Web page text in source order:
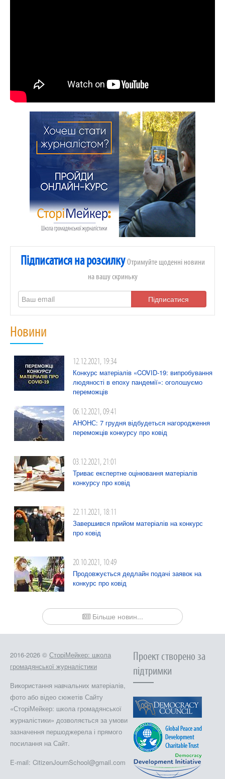
Підписатися на розсилку Отримуйте щоденні новини
на вашу скриньку
Підписатися
Новини
12.12.2021, 19:34
Конкурс матеріалів «COVID-19: випробування
людяності в епоху пандемії»: оголошуємо
переможців
06.12.2021, 09:41
АНОНС: 7 грудня відбудеться нагородження
переможців конкурсу про ковід
03.12.2021, 21:01
Триває експертне оцінювання матеріалів
конкурсу про ковід
22.11.2021, 18:11
Завершився прийом матеріалів на конкурс
про ковід
20.10.2021, 10:49
Продовжується дедлайн подачі заявок на
конкурс про ковід
Більше новин...
2016-2026 © СторіМейкер: школа
громадянської журналістики
Використання навчальних матеріалів,
фото або відео сюжетів Сайту
«СторіМейкер: школа громадянської
журналістики» дозволяється за умови
зазначення першоджерела і прямого
посилання на Сайт.
E-mail: CitizenJournSchool@gmail.com
Проект створено за
підтримки